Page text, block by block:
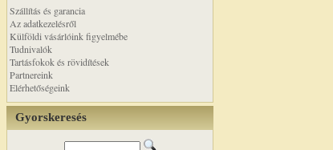
Szállítás és garancia
Az adatkezelésről
Külföldi vásárlóink figyelmébe
Tudnivalók
Tartásfokok és rövidítések
Partnereink
Elérhetőségeink
Gyorskeresés